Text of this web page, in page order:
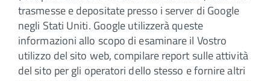
trasmesse e depositate presso i server di Google
negli Stati Uniti. Google utilizzerà queste
informazioni allo scopo di esaminare il Vostro
utilizzo del sito web, compilare report sulle attività
del sito per gli operatori dello stesso e fornire altri